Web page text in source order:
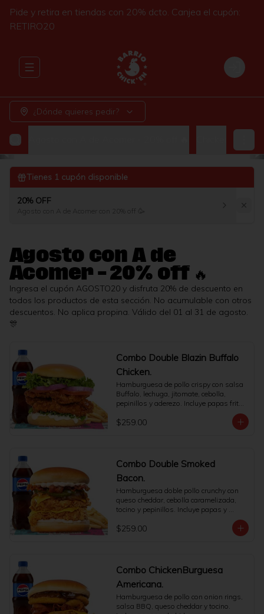
Pide y retira en tiendas con 20% dcto. Canjea el cupón:
RETIRO20
Abrir menu de navegación Login
¿Dónde quieres pedir?
Tienes 1 cupón disponible
20% OFF
Agosto con A de Acomer con 20% off 🥳
Agosto con A de
Acomer - 20% off 🔥
Ingresa el cupón AGOSTO20 y disfruta 20% de descuento en
todos los productos de esta sección. No acumulable con otros
descuentos. No aplica propina. Válido del 01 al 31 de agosto.
🎊
Combo Double Blazin Buffalo
Chicken.
Hamburguesa de pollo crispy con salsa
Buffalo, lechuga, jitomate, cebolla,
pepinillos y aderezo. Incluye papas fritas
$259.00
Combo Double Smoked
Bacon.
Hamburguesa doble pollo crunchy con
queso cheddar, cebolla caramelizada,
tocino y pepinillos. Incluye papas y
$259.00
Combo ChickenBurguesa
Americana.
Hamburguesa de pollo con onion rings,
salsa BBQ, queso cheddar y tocino.